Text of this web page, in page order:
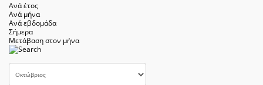
Ανά έτος
Ανά μήνα
Ανά εβδομάδα
Σήμερα
Μετάβαση στον μήνα